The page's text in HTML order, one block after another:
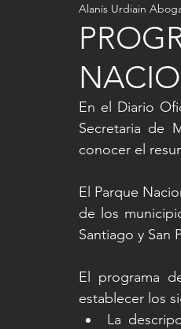
Alanís Urdiain
En el Diario
Secretaria de
conocer el
El Parque
de los
Santiago y San
El programa
establecer los
La